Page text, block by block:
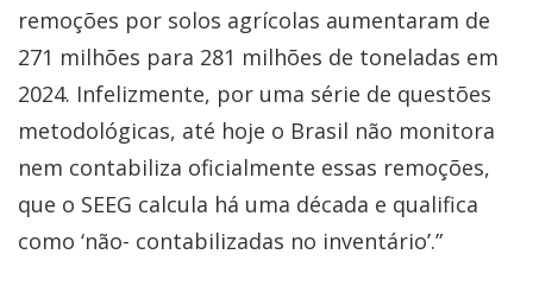
remoções por solos agrícolas aumentaram de
271 milhões para 281 milhões de toneladas em
2024. Infelizmente, por uma série de questões
metodológicas, até hoje o Brasil não monitora
nem contabiliza oficialmente essas remoções,
que o SEEG calcula há uma década e qualifica
como ‘não- contabilizadas no inventário’.”